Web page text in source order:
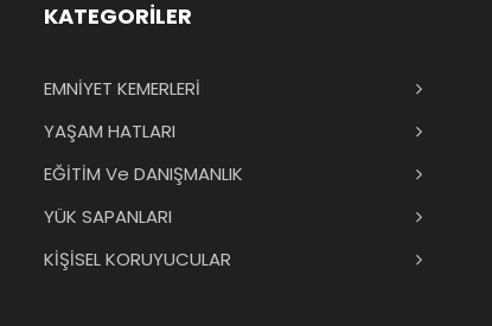
KATEGORİLER
EMNİYET KEMERLERİ
YAŞAM HATLARI
EĞİTİM Ve DANIŞMANLIK
YÜK SAPANLARI
KİŞİSEL KORUYUCULAR